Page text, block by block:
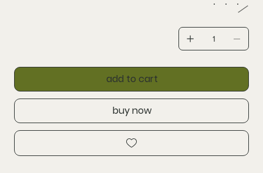
add to cart
buy now